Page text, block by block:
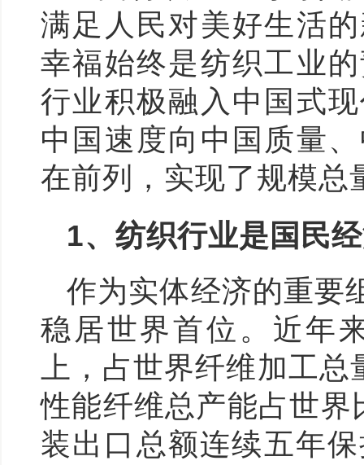
满足人民对美好生活
幸福始终是纺织工业
行业积极融入中国式
中国速度向中国质量
在前列，实现了规模总
1、纺织行业是国民
作为实体经济的重要
稳居世界首位。近年
上，占世界纤维加工
性能纤维总产能占世界
装出口总额连续五年